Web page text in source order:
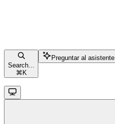
Search...
⌘ K
Preguntar al asistente